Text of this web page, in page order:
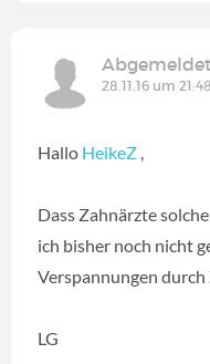
28.11.16 um 21:48
Hallo HeikeZ ,
Dass Zahnärzte
ich bisher noch nicht
Verspannungen durch
LG